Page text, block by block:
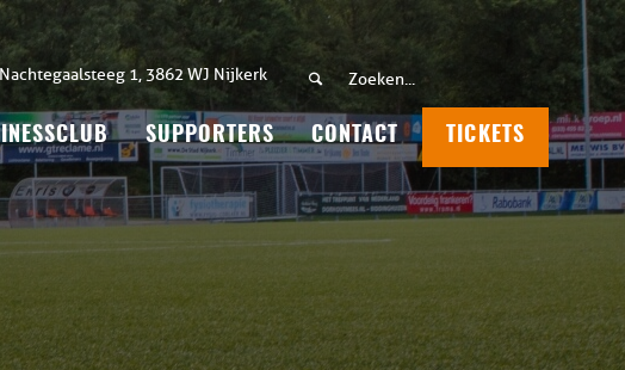
Nachtegaalsteeg 1, 3862 WJ Nijkerk
SUPPORTERS CONTACT TICKETS